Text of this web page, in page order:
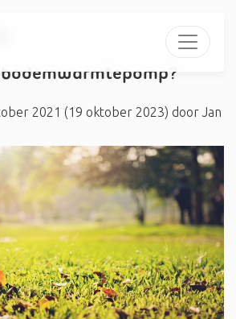
2021 (19 oktober 2023) door Jan